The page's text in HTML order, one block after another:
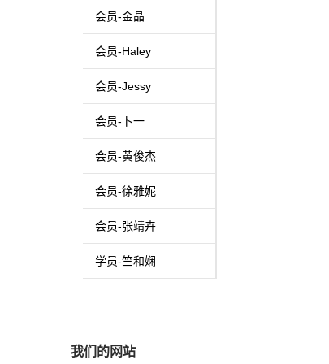
会员-金晶
会员-Haley
会员-Jessy
会员-卜一
会员-黄俊杰
会员-徐雅妮
会员-张靖卉
学员-竺和娴
我们的网站